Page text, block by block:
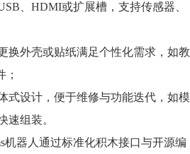
、HDMI或扩展槽，支持传感器、
换外壳或贴纸满足个性化需求，如教
式设计，便于维修与功能迭代，如模
速组装。
机器人通过标准化积木接口与开源编